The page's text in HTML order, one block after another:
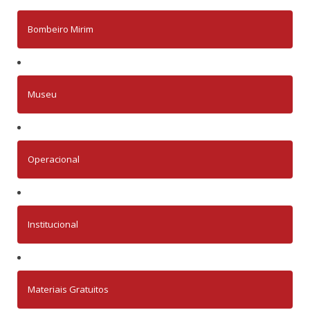
Bombeiro Mirim
Museu
Operacional
Institucional
Materiais Gratuitos